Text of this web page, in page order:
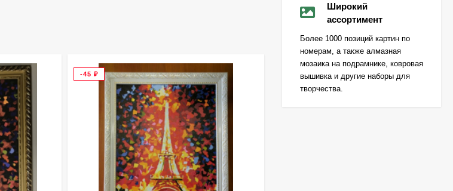
-45 ₽
Широкий
ассортимент
Более 1000 позиций картин по
номерам, а также алмазная
мозаика на подрамнике, ковровая
вышивка и другие наборы для
творчества.